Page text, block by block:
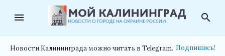
menu search
Новости Калининграда можно читать в Telegram. Подпишись!